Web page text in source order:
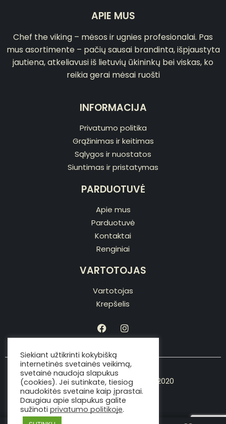
APIE MUS
Chef the viking – mėsos ir ugnies profesionalai. Pas
mus asortimente – pačių sausai brandinta, išpjaustyta
jautiena, atkeliavusi iš lietuvių ūkininkų bei viskas, ko
reikia gerai mėsai ruošti
INFORMACIJA
Privatumo politika
Grąžinimas ir keitimas
Sąlygos ir nuostatos
Siuntimas ir pristatymas
PARDUOTUVĖ
Apie mus
Parduotuvė
Kontaktai
Renginiai
VARTOTOJAS
Vartotojas
Krepšelis
Copyright © Viking the chef 2020
Siekiant užtikrinti kokybišką
internetinės svetainės veikimą,
svetainė naudoja slapukus
(cookies). Jei sutinkate, tiesiog
naudokitės svetaine kaip įprastai.
Daugiau apie slapukus galite
sužinoti privatumo politikoje.